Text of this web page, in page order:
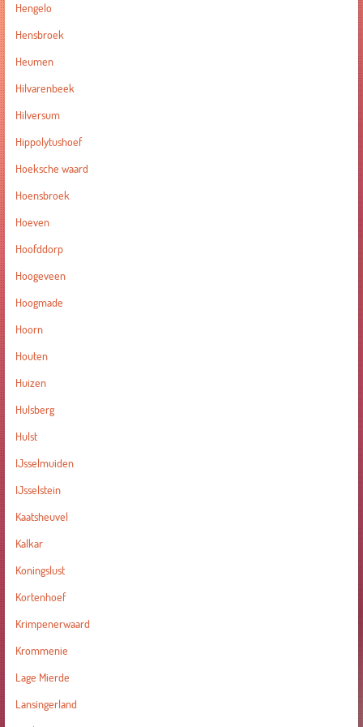
Hengelo
Hensbroek
Heumen
Hilvarenbeek
Hilversum
Hippolytushoef
Hoeksche waard
Hoensbroek
Hoeven
Hoofddorp
Hoogeveen
Hoogmade
Hoorn
Houten
Huizen
Hulsberg
Hulst
IJsselmuiden
IJsselstein
Kaatsheuvel
Kalkar
Koningslust
Kortenhoef
Krimpenerwaard
Krommenie
Lage Mierde
Lansingerland